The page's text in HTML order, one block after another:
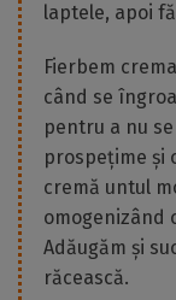
laptele, apoi
Fierbem
când se
pentru a nu
prospețime și
cremă untul
omogenizând
Adăugăm și
răcească.